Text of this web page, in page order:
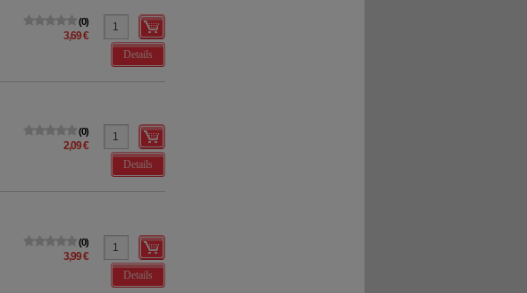
0
3,69 €
Details
0
2,09 €
Details
0
3,99 €
Details